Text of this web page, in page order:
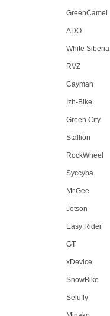
GreenCamel
ADO
White Siberia
RVZ
Cayman
Izh-Bike
Green City
Stallion
RockWheel
Syccyba
Mr.Gee
Jetson
Easy Rider
GT
xDevice
SnowBike
Selufly